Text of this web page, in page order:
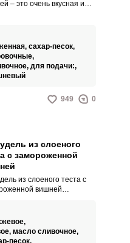
– это очень вкусная и
ароматный и невероятно
десерт приготовить
проще, чем может
сахар-песок,
для подачи:,
949 0
из слоеного
с замороженной
из слоеного теста с
вишней
Такое
лакомство
подойдет для
масло сливочное,
песок,